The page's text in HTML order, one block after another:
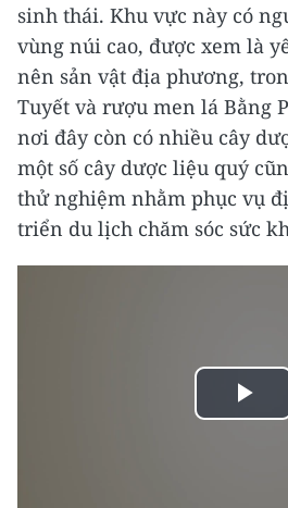
sinh thái. Khu vực này có
vùng núi cao, được xem là
nên sản vật địa phương,
Tuyết và rượu men lá Bằng
nơi đây còn có nhiều cây
một số cây dược liệu quý
thử nghiệm nhằm phục vụ
triển du lịch chăm sóc sức